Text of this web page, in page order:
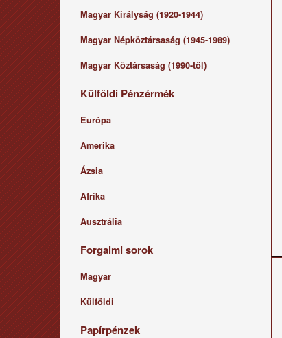
Magyar Királyság (1920-1944)
Magyar Népköztársaság (1945-1989)
Magyar Köztársaság (1990-től)
Külföldi Pénzérmék
Európa
Amerika
Ázsia
Afrika
Ausztrália
Forgalmi sorok
Magyar
Külföldi
Papírpénzek